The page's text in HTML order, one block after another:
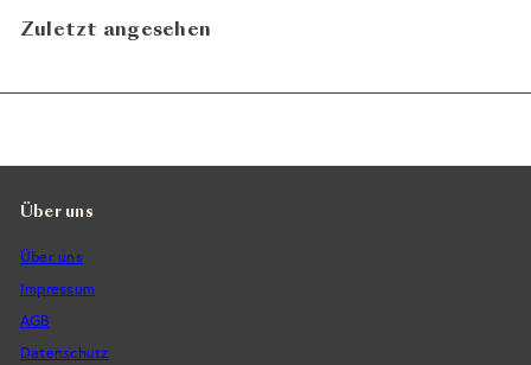
Zuletzt angesehen
Über uns
Über uns
Impressum
AGB
Datenschutz